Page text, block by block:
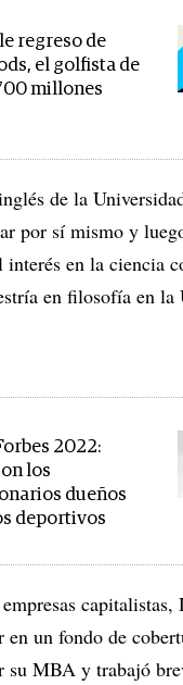
regreso de
el golfista de
millones
de la
por sí mismo y
interés en la ciencia
en filosofía en
2022:
los
dueños
deportivos
un fondo de
su MBA y trabajó